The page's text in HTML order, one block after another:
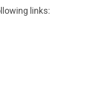
links: